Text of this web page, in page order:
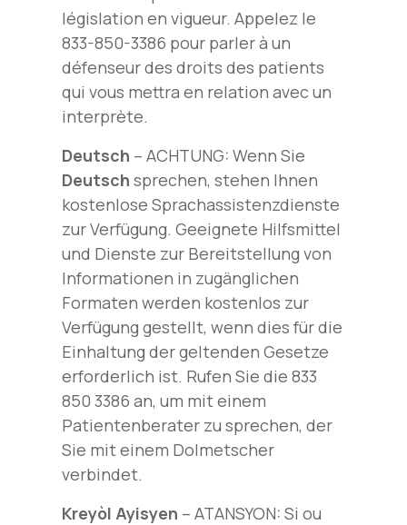
législation en vigueur. Appelez le
833-850-3386 pour parler à un
défenseur des droits des patients
qui vous mettra en relation avec un
interprète.
Deutsch – ACHTUNG: Wenn Sie
Deutsch sprechen, stehen Ihnen
kostenlose Sprachassistenzdienste
zur Verfügung. Geeignete Hilfsmittel
und Dienste zur Bereitstellung von
Informationen in zugänglichen
Formaten werden kostenlos zur
Verfügung gestellt, wenn dies für die
Einhaltung der geltenden Gesetze
erforderlich ist. Rufen Sie die 833
850 3386 an, um mit einem
Patientenberater zu sprechen, der
Sie mit einem Dolmetscher
verbindet.
Kreyòl Ayisyen – ATANSYON: Si ou